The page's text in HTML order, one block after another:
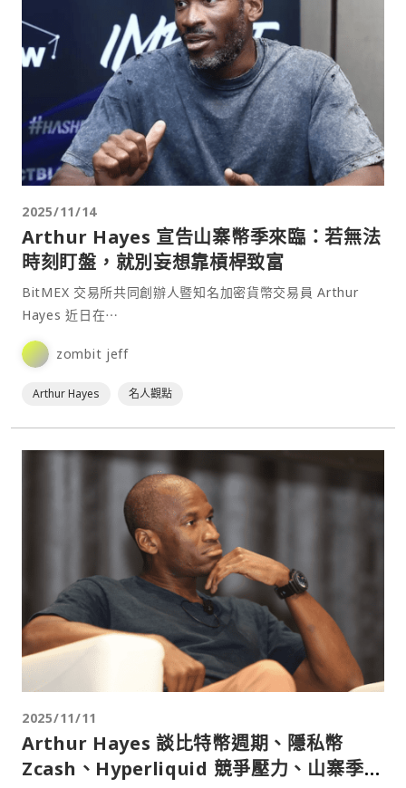
2025/11/14
Arthur Hayes 宣告山寨幣季來臨：若無法
時刻盯盤，就別妄想靠槓桿致富
BitMEX 交易所共同創辦人暨知名加密貨幣交易員 Arthur
Hayes 近日在⋯
zombit jeff
Arthur Hayes 名人觀點
2025/11/11
Arthur Hayes 談比特幣週期、隱私幣
Zcash、Hyperliquid 競爭壓力、山寨季演